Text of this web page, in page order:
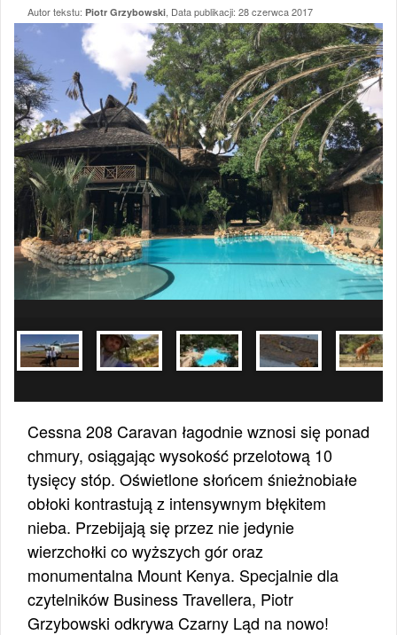
Autor tekstu: Piotr Grzybowski , Data publikacji: 28 czerwca 2017
Cessna 208 Caravan łagodnie wznosi się ponad
chmury, osiągając wysokość przelotową 10
tysięcy stóp. Oświetlone słońcem śnieżnobiałe
obłoki kontrastują z intensywnym błękitem
nieba. Przebijają się przez nie jedynie
wierzchołki co wyższych gór oraz
monumentalna Mount Kenya. Specjalnie dla
czytelników Business Travellera, Piotr
Grzybowski odkrywa Czarny Ląd na nowo!